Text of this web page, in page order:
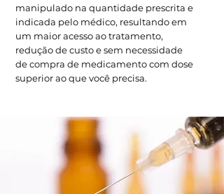
manipulado na quantidade prescrita e
indicada pelo médico, resultando em
um maior acesso ao tratamento,
redução de custo e sem necessidade
de compra de medicamento com dose
superior ao que você precisa.